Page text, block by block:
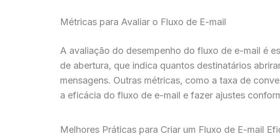
Métricas para Avaliar o Fluxo de E-mail
A avaliação do desempenho do fluxo de e-mail é
de abertura, que indica quantos destinatários
mensagens. Outras métricas, como a taxa de
a eficácia do fluxo de e-mail e fazer ajustes
Melhores Práticas para Criar um Fluxo de E-mail